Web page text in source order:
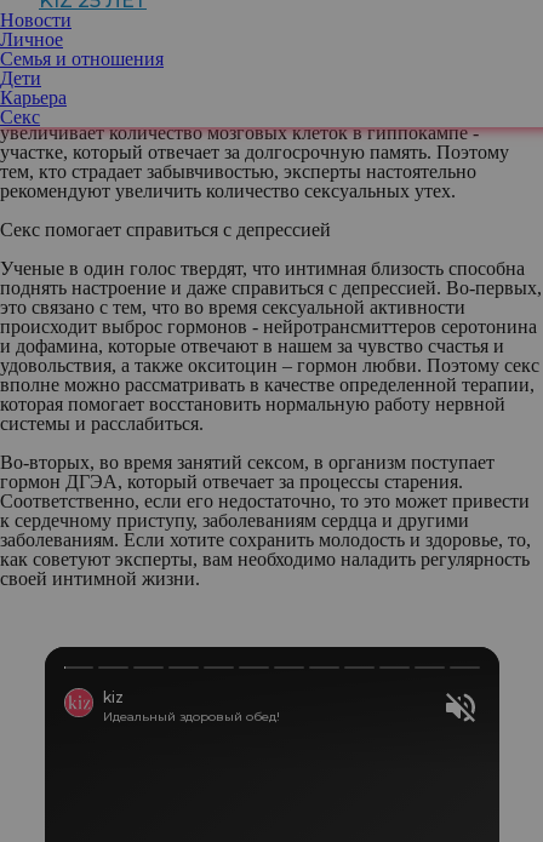
Новости
Личное
Семья и отношения
Дети
Карьера
Секс
кроссвордов.
Секс влияет на интеллект
В ходе масштабного исследования, которое было проведено в
2010 году, выяснилось, что регулярная половая жизнь
увеличивает количество мозговых клеток в гиппокампе -
участке, который отвечает за долгосрочную память. Поэтому
тем, кто страдает забывчивостью, эксперты настоятельно
рекомендуют увеличить количество сексуальных утех.
Секс помогает справиться с депрессией
Ученые в один голос твердят, что интимная близость способна
поднять настроение и даже справиться с депрессией. Во-первых,
это связано с тем, что во время сексуальной активности
происходит выброс гормонов - нейротрансмиттеров серотонина
и дофамина, которые отвечают в нашем за чувство счастья и
удовольствия, а также окситоцин – гормон любви. Поэтому секс
вполне можно рассматривать в качестве определенной терапии,
которая помогает восстановить нормальную работу нервной
системы и расслабиться.
Во-вторых, во время занятий сексом, в организм поступает
гормон ДГЭА, который отвечает за процессы старения.
Соответственно, если его недостаточно, то это может привести
к сердечному приступу, заболеваниям сердца и другими
заболеваниям. Если хотите сохранить молодость и здоровье, то,
как советуют эксперты, вам необходимо наладить регулярность
своей интимной жизни.